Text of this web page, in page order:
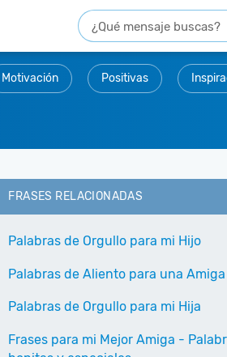
Motivación Positivas
FRASES RELACIONADAS
Palabras de Orgullo para mi Hijo
Palabras de Aliento para una Amiga
Palabras de Orgullo para mi Hija
Frases para mi Mejor Amiga -